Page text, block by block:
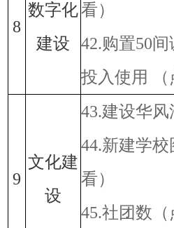
8
数字化
建设
看）
42.购置50
投入使用
9
文化建
设
43.建设华
44.新建学校
看）
45.社团数